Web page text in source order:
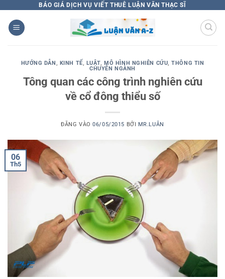
qua
nội
BÁO GIÁ DỊCH VỤ VIẾT THUÊ LUẬN VĂN THẠC SĨ
HƯỚNG DẪN, KINH TẾ, LUẬT,MÔ HÌNH NGHIÊN CỨU,THÔNG TIN
CHUYÊN NGÀNH
Tông quan các công trình nghiên cứu
về cổ đông thiểu số
ĐĂNG VÀO06/05/2015 BỞI MR.LUÂN
06
Th5